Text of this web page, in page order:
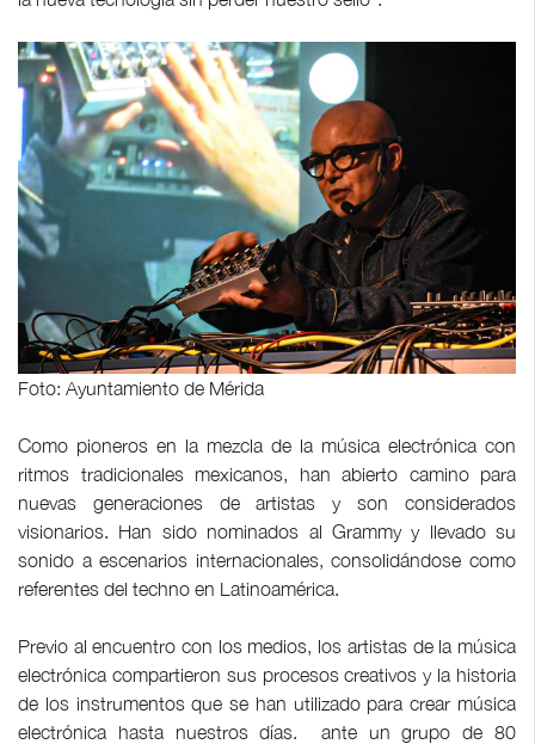
Foto: Ayuntamiento de Mérida
Como pioneros en la mezcla de la música electrónica con
ritmos tradicionales mexicanos, han abierto camino para
nuevas generaciones de artistas y son considerados
visionarios. Han sido nominados al Grammy y llevado su
sonido a escenarios internacionales, consolidándose como
referentes del techno en Latinoamérica.
Previo al encuentro con los medios, los artistas de la música
electrónica compartieron sus procesos creativos y la historia
de los instrumentos que se han utilizado para crear música
electrónica hasta nuestros días. ante un grupo de 80